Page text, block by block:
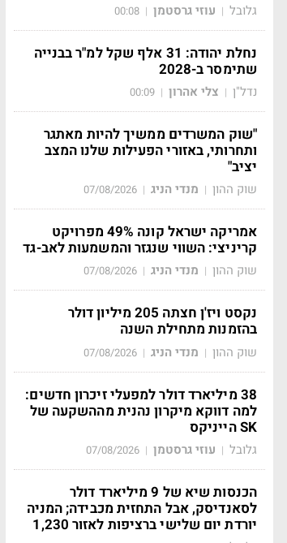
גלובל | עוזי גרסטמן |
00:08
נחלת יהודה: 31 אלף שקל למ"ר בבנייה
שתימסר ב-2028
נדל"ן | צלי אהרון |
00:09
"שוק המשרדים ממשיך להיות מאתגר
ותחרותי, באזורי הפעילות שלנו המצב
יציב"
שוק ההון | מנדי הניג |
07/08/2026
אמריקה ישראל קונה 49% מפרויקט
קריניצי: השווי שנגזר והמשמעות לאב-גד
שוק ההון | מנדי הניג |
07/08/2026
נקסט ויז'ן חצתה 205 מיליון דולר
בהזמנות מתחילת השנה
שוק ההון | מנדי הניג |
07/08/2026
38 מיליארד דולר למפעלי זיכרון חדשים:
למה דווקא מיקרון נהנית מההשקעה של
SK הייניקס
גלובל | עוזי גרסטמן |
07/08/2026
הכנסות שיא של 9 מיליארד דולר
לסאנדיסק, אבל התחזית מכבידה; המניה
יורדת יום שלישי ברציפות לאזור 1,230